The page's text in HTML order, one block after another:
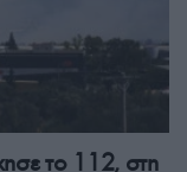
το 112, στη